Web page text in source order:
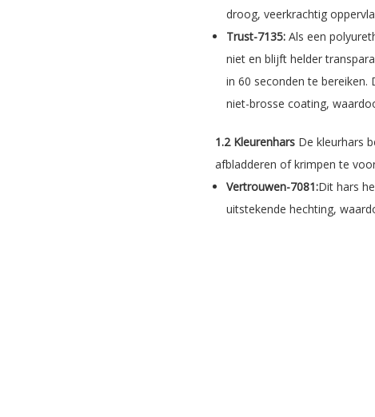
droog, veerkrachtig
Trust-7135: Als een
niet en blijft helder
in 60 seconden te
niet-brosse coating,
1.2 Kleurenhars De kleurhars
afbladderen of krimpen te
Vertrouwen-7081:Dit hars
uitstekende hechting,